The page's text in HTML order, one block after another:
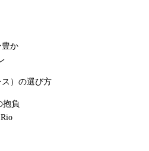
豊か
）の選び方
抱負